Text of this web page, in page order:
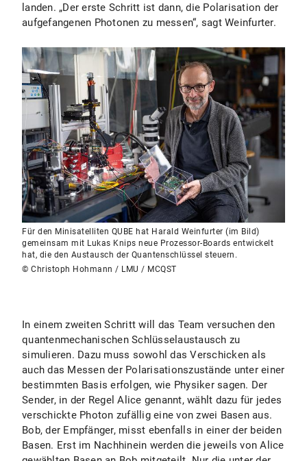
landen. „Der erste Schritt ist dann, die Polarisation der
aufgefangenen Photonen zu messen“, sagt Weinfurter.
Für den Minisatelliten QUBE hat Harald Weinfurter (im Bild)
gemeinsam mit Lukas Knips neue Prozessor-Boards entwickelt
hat, die den Austausch der Quantenschlüssel steuern.
© Christoph Hohmann / LMU / MCQST
In einem zweiten Schritt will das Team versuchen den
quantenmechanischen Schlüsselaustausch zu
simulieren. Dazu muss sowohl das Verschicken als
auch das Messen der Polarisationszustände unter einer
bestimmten Basis erfolgen, wie Physiker sagen. Der
Sender, in der Regel Alice genannt, wählt dazu für jedes
verschickte Photon zufällig eine von zwei Basen aus.
Bob, der Empfänger, misst ebenfalls in einer der beiden
Basen. Erst im Nachhinein werden die jeweils von Alice